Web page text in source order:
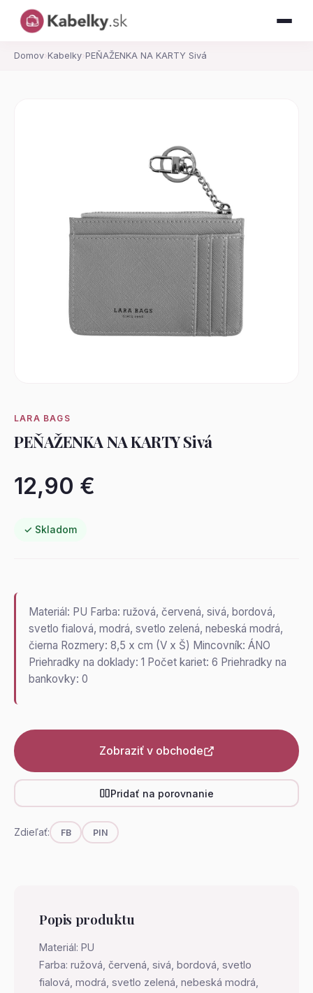
Domov› Kabelky› PEŇAŽENKA NA KARTY Sivá
LARA BAGS
PEŇAŽENKA NA KARTY Sivá
12,90 €
✓ Skladom
Materiál: PU Farba: ružová, červená, sivá, bordová,
svetlo fialová, modrá, svetlo zelená, nebeská modrá,
čierna Rozmery: 8,5 x cm (V x Š) Mincovník: ÁNO
Priehradky na doklady: 1 Počet kariet: 6 Priehradky na
bankovky: 0
Zobraziť v obchode
Pridať na porovnanie
Zdieľať: FB PIN
Popis produktu
Materiál: PU
Farba: ružová, červená, sivá, bordová, svetlo
fialová, modrá, svetlo zelená, nebeská modrá,